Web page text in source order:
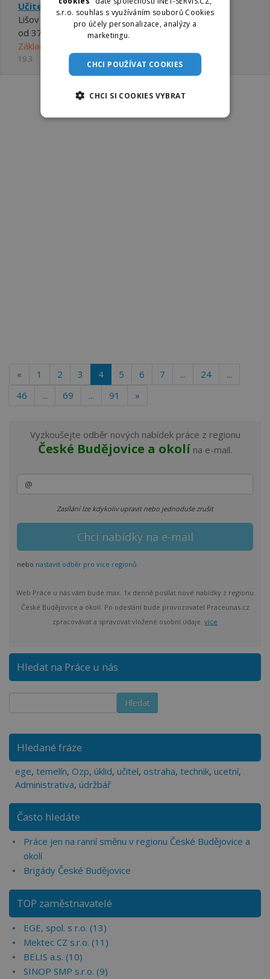
Učitel anglický jazyk (m/ž)
Lišov
od 37580 ,- Kč do 48990 ,- Kč
Základní škola a Mateřská škola Lišov
19.3.
« 1 2 3 4 5 6 7 ... 24
...
46
... 69 ... 91 »
Vyzkoušejte odběr nových nabídek práce z regionu
České Budějovice a okolí na e-mail.
Zasílání lze kdykoliv upravit nebo jednoduše zrušit
nebo nastavit odběr pro více regionů
Web Práce u nás vám bude max. 1x denně posílat nové nabídky z regionu
České Budějovice a okolí. Po odeslání bude provozovatel Praceunas.cz
zpracovávat a spravovat vložené osobní údaje. více
Hledat na Práce u nás
Hledané fráze
ege, temelín, Ozp, úklid, učitel, ostraha, technik, ucetní,
Administrativa, údržbář
Často hledáte
Práce jen na ranní směnu v regionu České Budějovice a
okolí
Brigády České Budějovice
TOP zaměstnavatelé
EGE, spol. s r.o. (13)
Mektec CZ s.r.o. (11)
BELIS a.s. (10)
SINOP SMP s.r.o. (9)
s.r.o. souhlas s využíváním souborů Cookies
pro účely personalizace, analýzy a
marketingu.
CHCI POUŽÍVAT COOKIES
CHCI SI COOKIES VYBRAT